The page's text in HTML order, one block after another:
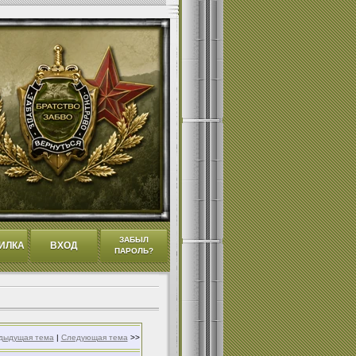
ВХОД
ЗАБЫЛ
ПАРОЛЬ?
тема | Следующая тема >>